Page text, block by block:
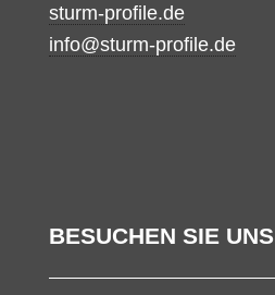
sturm-profile.de
info@sturm-profile.de
BESUCHEN SIE UNS